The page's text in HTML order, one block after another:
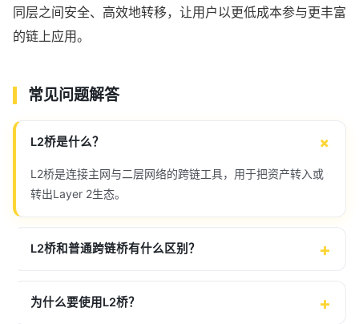
同层之间安全、高效地转移，让用户以更低成本参与更丰富
的链上应用。
常见问题解答
L2桥是什么？
L2桥是连接主网与二层网络的跨链工具，用于把资产转入或
转出Layer 2生态。
L2桥和普通跨链桥有什么区别？
为什么要使用L2桥？